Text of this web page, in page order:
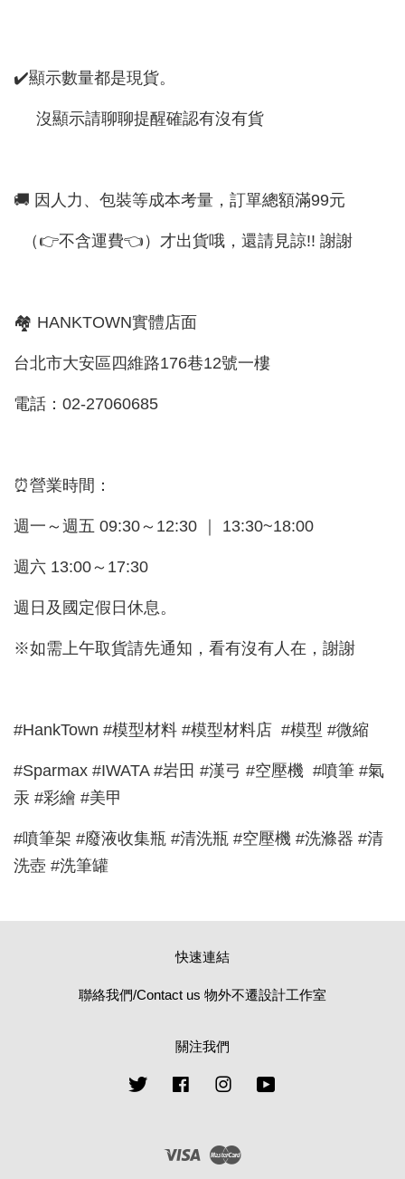
✔️顯示數量都是現貨。
沒顯示請聊聊提醒確認有沒有貨
🚚 因人力、包裝等成本考量，訂單總額滿99元
（👉不含運費👈）才出貨哦，還請見諒!! 謝謝
🏘 HANKTOWN實體店面
台北市大安區四維路176巷12號一樓
電話：02-27060685
⏰營業時間：
週一～週五 09:30～12:30 ｜ 13:30~18:00
週六 13:00～17:30
週日及國定假日休息。
※如需上午取貨請先通知，看有沒有人在，謝謝
#HankTown #模型材料 #模型材料店 #模型 #微縮
#Sparmax #IWATA #岩田 #漢弓 #空壓機 #噴筆 #氣
汞 #彩繪 #美甲
#噴筆架 #廢液收集瓶 #清洗瓶 #空壓機 #洗滌器 #清
洗壺 #洗筆罐
快速連結
聯絡我們/Contact us 物外不遷設計工作室
關注我們
Twitter FacebookInstagram
Visa